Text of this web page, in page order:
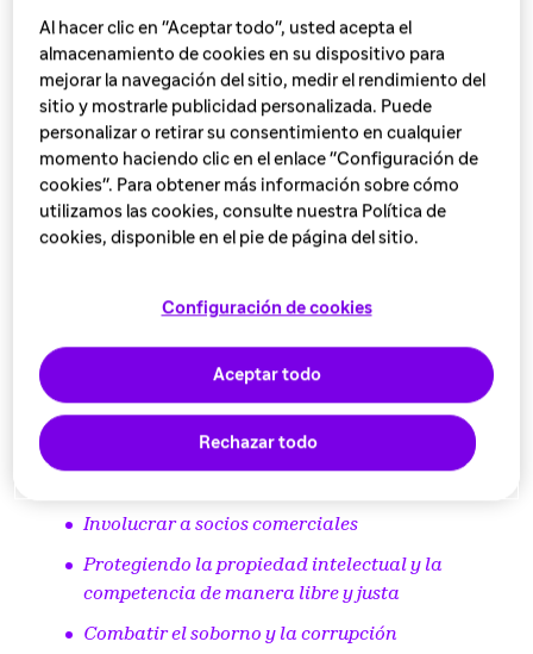
Página principal
Cultura y estrategia de Sanofi
Cultura de ética y riesgo
Maximizar lasoportunidadesy minimizar
losriesgos
Asegurar la excelencia en salud y seguridad
Respetar y defender los derechos humanos en el
Fomentar la seguridad psicológica y el bienestar
Protección de la privacidad de los datos y
protección de la información
Involucrar a socios comerciales
Protegiendo la propiedad intelectual y la
competencia de manera libre y justa
Combatir el soborno y la corrupción
Al hacer clic en "Aceptar todo", usted acepta el
almacenamiento de cookies en su dispositivo para
mejorar la navegación del sitio, medir el rendimiento del
sitio y mostrarle publicidad personalizada. Puede
personalizar o retirar su consentimiento en cualquier
momento haciendo clic en el enlace "Configuración de
cookies". Para obtener más información sobre cómo
utilizamos las cookies, consulte nuestra Política de
cookies, disponible en el pie de página del sitio.
Configuración de cookies
Rechazar todo
Aceptar todo